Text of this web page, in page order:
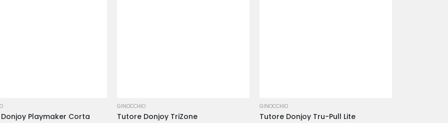
Playmaker Corta
GINOCCHIO
Tutore Donjoy TriZone
GINOCCHIO
Tutore Donjoy Tru-Pull Lite